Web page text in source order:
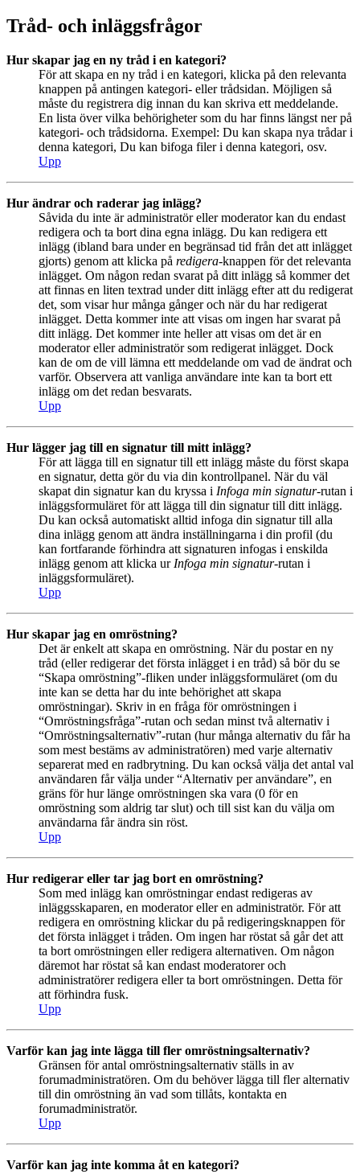
Tråd- och inläggsfrågor
Hur skapar jag en ny tråd i en kategori?
För att skapa en ny tråd i en kategori, klicka på den relevanta
knappen på antingen kategori- eller trådsidan. Möjligen så
måste du registrera dig innan du kan skriva ett meddelande.
En lista över vilka behörigheter som du har finns längst ner på
kategori- och trådsidorna. Exempel: Du kan skapa nya trådar i
denna kategori, Du kan bifoga filer i denna kategori, osv.
Upp
Hur ändrar och raderar jag inlägg?
Såvida du inte är administratör eller moderator kan du endast
redigera och ta bort dina egna inlägg. Du kan redigera ett
inlägg (ibland bara under en begränsad tid från det att inlägget
gjorts) genom att klicka på redigera-knappen för det relevanta
inlägget. Om någon redan svarat på ditt inlägg så kommer det
att finnas en liten textrad under ditt inlägg efter att du redigerat
det, som visar hur många gånger och när du har redigerat
inlägget. Detta kommer inte att visas om ingen har svarat på
ditt inlägg. Det kommer inte heller att visas om det är en
moderator eller administratör som redigerat inlägget. Dock
kan de om de vill lämna ett meddelande om vad de ändrat och
varför. Observera att vanliga användare inte kan ta bort ett
inlägg om det redan besvarats.
Upp
Hur lägger jag till en signatur till mitt inlägg?
För att lägga till en signatur till ett inlägg måste du först skapa
en signatur, detta gör du via din kontrollpanel. När du väl
skapat din signatur kan du kryssa i Infoga min signatur-rutan i
inläggsformuläret för att lägga till din signatur till ditt inlägg.
Du kan också automatiskt alltid infoga din signatur till alla
dina inlägg genom att ändra inställningarna i din profil (du
kan fortfarande förhindra att signaturen infogas i enskilda
inlägg genom att klicka ur Infoga min signatur-rutan i
inläggsformuläret).
Upp
Hur skapar jag en omröstning?
Det är enkelt att skapa en omröstning. När du postar en ny
tråd (eller redigerar det första inlägget i en tråd) så bör du se
“Skapa omröstning”-fliken under inläggsformuläret (om du
inte kan se detta har du inte behörighet att skapa
omröstningar). Skriv in en fråga för omröstningen i
“Omröstningsfråga”-rutan och sedan minst två alternativ i
“Omröstningsalternativ”-rutan (hur många alternativ du får ha
som mest bestäms av administratören) med varje alternativ
separerat med en radbrytning. Du kan också välja det antal val
användaren får välja under “Alternativ per användare”, en
gräns för hur länge omröstningen ska vara (0 för en
omröstning som aldrig tar slut) och till sist kan du välja om
användarna får ändra sin röst.
Upp
Hur redigerar eller tar jag bort en omröstning?
Som med inlägg kan omröstningar endast redigeras av
inläggsskaparen, en moderator eller en administratör. För att
redigera en omröstning klickar du på redigeringsknappen för
det första inlägget i tråden. Om ingen har röstat så går det att
ta bort omröstningen eller redigera alternativen. Om någon
däremot har röstat så kan endast moderatorer och
administratörer redigera eller ta bort omröstningen. Detta för
att förhindra fusk.
Upp
Varför kan jag inte lägga till fler omröstningsalternativ?
Gränsen för antal omröstningsalternativ ställs in av
forumadministratören. Om du behöver lägga till fler alternativ
till din omröstning än vad som tillåts, kontakta en
forumadministratör.
Upp
Varför kan jag inte komma åt en kategori?